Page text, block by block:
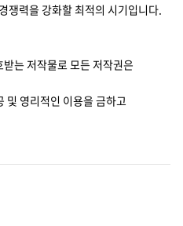
쟁력을 강화할 최적의 시기입니다.
는 저작물로 모든 저작권은
영리적인 이용을 금하고